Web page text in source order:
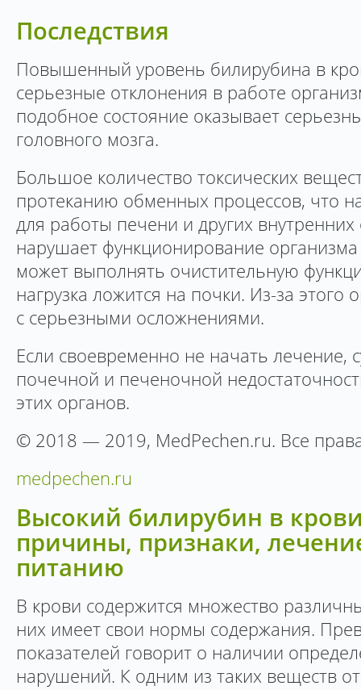
Последствия
Повышенный уровень билирубина в
серьезные отклонения в работе
подобное состояние оказывает
головного мозга.
Большое количество токсических
протеканию обменных процессов, что
для работы печени и других внутренних
нарушает функционирование
может выполнять очистительную
нагрузка ложится на почки. Из-за этого
с серьезными осложнениями.
Если своевременно не начать лечение,
почечной и печеночной
этих органов.
© 2018 — 2019, MedPechen.ru. Все
medpechen.ru
Высокий билирубин в
причины, признаки,
питанию
В крови содержится множество
них имеет свои нормы содержания.
показателей говорит о наличии
нарушений. К одним из таких веществ